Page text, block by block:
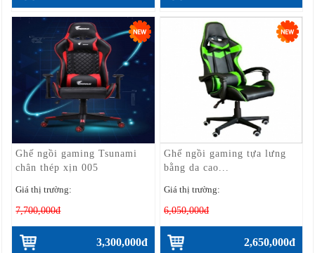
Ghế ngồi gaming Tsunami
chân thép xịn 005
Giá thị trường:
7,700,000đ
3,300,000đ
Ghế ngồi gaming tựa lưng
bằng da cao...
Giá thị trường:
6,050,000đ
2,650,000đ